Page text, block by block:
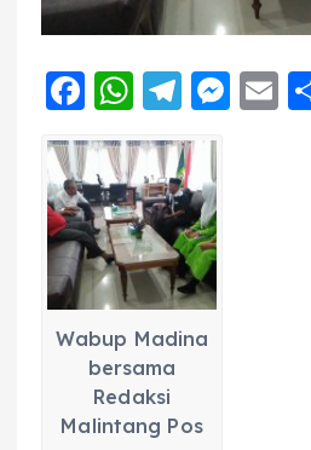
F
a
c
e
b
o
o
k
W
h
a
ts
A
p
p
T
el
e
g
r
a
m
M E
Wabup Madina
bersama
Redaksi
Malintang Pos